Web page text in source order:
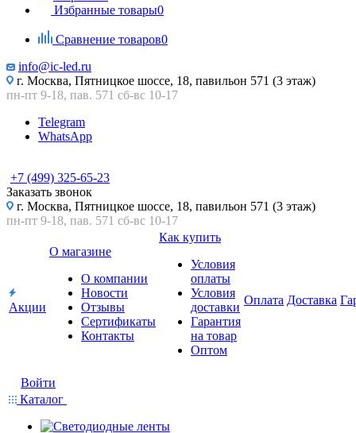
Избранные товары0
Сравнение товаров0
info@ic-led.ru
г. Москва, Пятницкое шоссе, 18, павильон 571 (3 этаж)
пн-пт 9-18, пав. 571 сб-вс 10-17
Telegram
WhatsApp
+7 (499) 325-65-23
Заказать звонок
г. Москва, Пятницкое шоссе, 18, павильон 571 (3 этаж)
пн-пт 9-18, пав. 571 сб-вс 10-17
Акции
О магазине
О компании
Новости
Отзывы
Сертификаты
Контакты
Как купить
Условия
оплаты
Условия
доставки
Гарантия
на товар
Оптом
Оплата Доставка
Войти
Каталог